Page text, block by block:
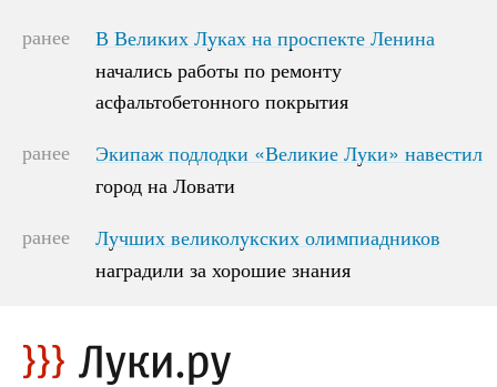
ранее
В Великих Луках на проспекте Ленина
начались работы по ремонту
асфальтобетонного покрытия
В Великих Луках на проспекте Ленина
начались работы по ремонту
асфальтобетонного покрытия
ранее
Экипаж подлодки «Великие Луки» навестил
город на Ловати
Экипаж подлодки «Великие Луки» навестил
город на Ловати
ранее
Лучших великолукских олимпиадников
наградили за хорошие знания
Лучших великолукских олимпиадников
наградили за хорошие знания